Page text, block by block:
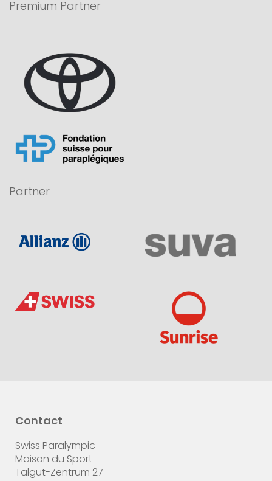
Premium Partner
Partner
Contact
Swiss Paralympic
Maison du Sport
Talgut-Zentrum 27